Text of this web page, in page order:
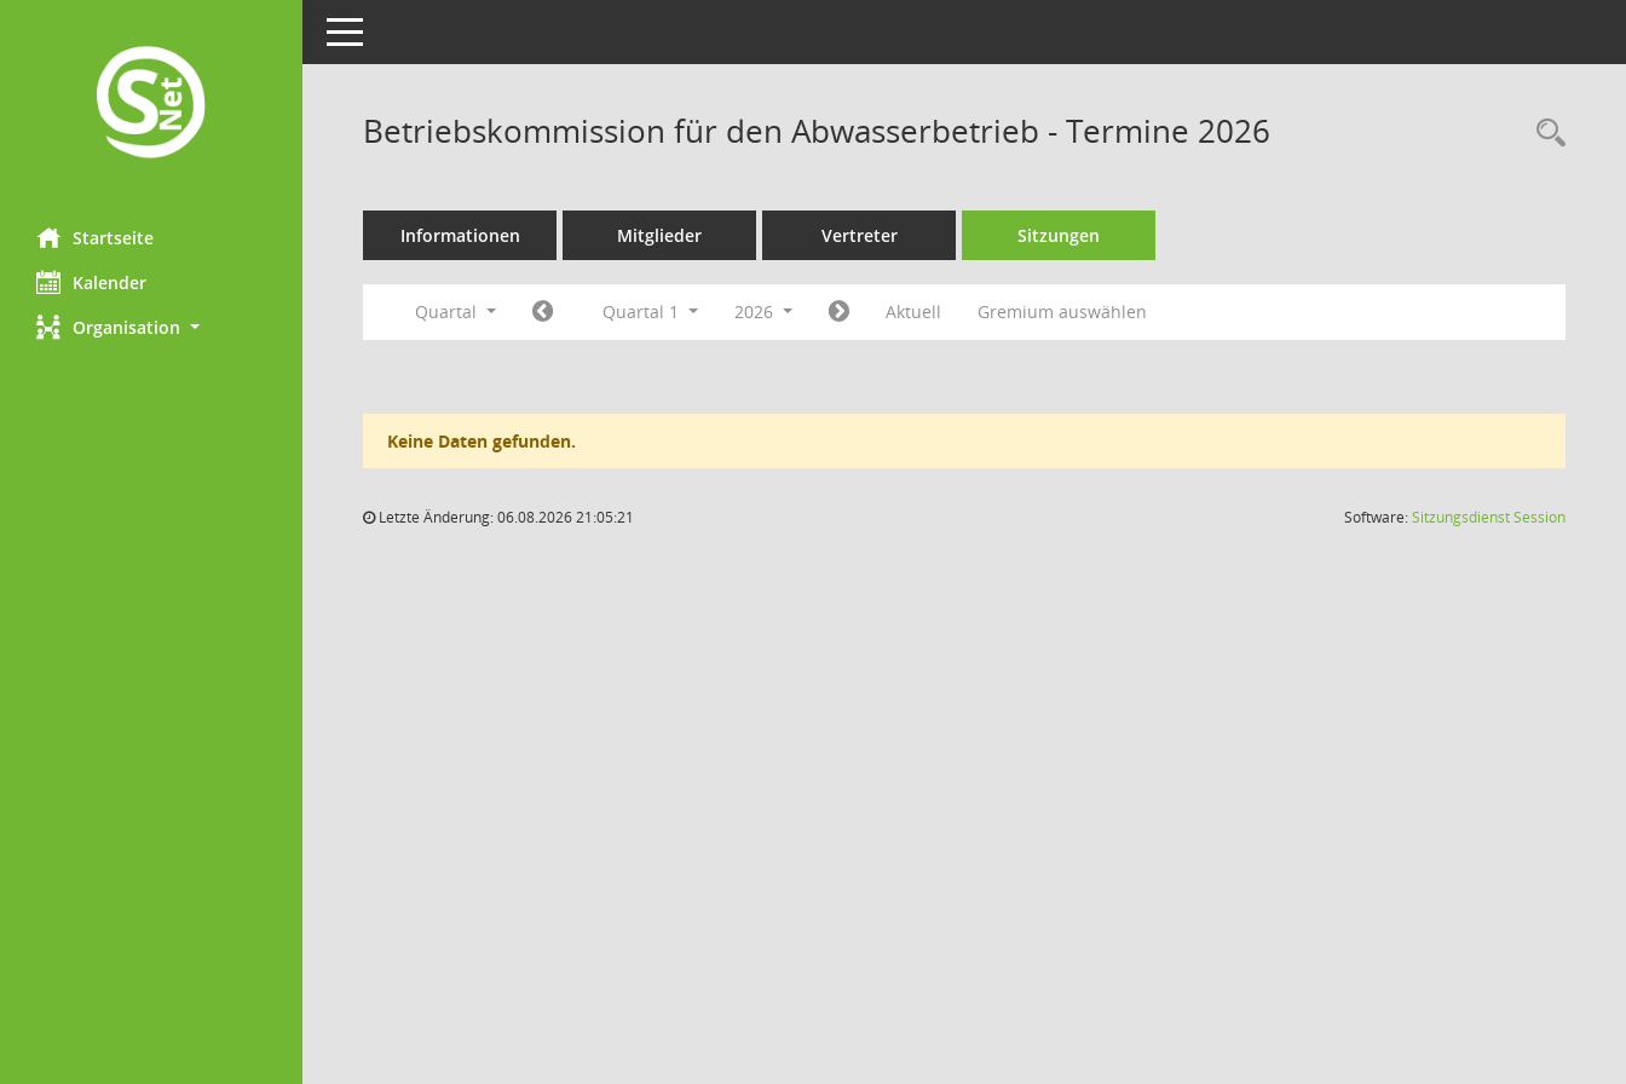
Startseite
Kalender
Organisation
Toggle navigation
Betriebskommission für den Abwasserbetrieb - Termine 2026
Informationen Mitglieder Vertreter Sitzungen
Quartal Quartal 1 2026 Aktuell Gremium auswählen
Keine Daten gefunden.
Letzte Änderung: 06.08.2026 21:05:21 Software:SitzungsdienstSession(Wird in